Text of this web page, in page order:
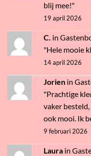
blij mee!"
19 april 2026
C. in
"Hele mooie
14 april 2026
Jorien in
"Prachtige
vaker
ook mooi. Ik
9 februari 2026
Laura in